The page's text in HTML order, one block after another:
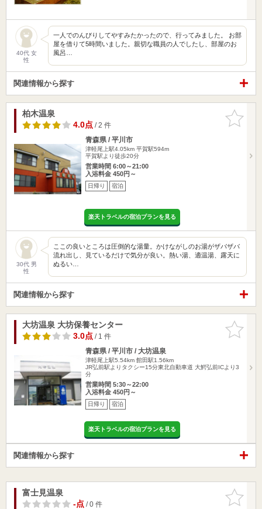
40代 女
性
一人でのんびりしてやすみたかったので、行ってみました。 お部
屋を借りて5時間いました。親切な職員の人でしたし、部屋のお
風呂…
関連情報から探す
お気に入
りに追加
柏木温泉
4.0点/ 2 件
青森県 / 平川市
津軽尾上駅4.05km 平賀駅594m
平賀駅より徒歩20分
営業時間 6:00～21:00
入浴料金 450円～
日帰り 宿泊
楽天トラベルの宿泊プランを見る
30代 男
性
ここの良いところは圧倒的な湯量。かけながしのお湯がザバザバ
流れ出し、見ているだけで気分が良い。熱い湯、適温湯、露天に
ぬるい…
関連情報から探す
お気に入
りに追加
大坊温泉 大坊保養センター
3.0点/ 1 件
青森県 / 平川市 / 大坊温泉
津軽尾上駅5.54km 館田駅1.56km
JR弘前駅よりタクシー15分東北自動車道 大鰐弘前ICより3
分
営業時間 5:30～22:00
入浴料金 450円～
日帰り 宿泊
楽天トラベルの宿泊プランを見る
関連情報から探す
お気に入
りに追加
富士見温泉
-点/ 0 件